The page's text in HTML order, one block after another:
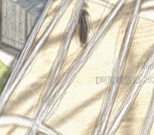
【阿龍報恁知-